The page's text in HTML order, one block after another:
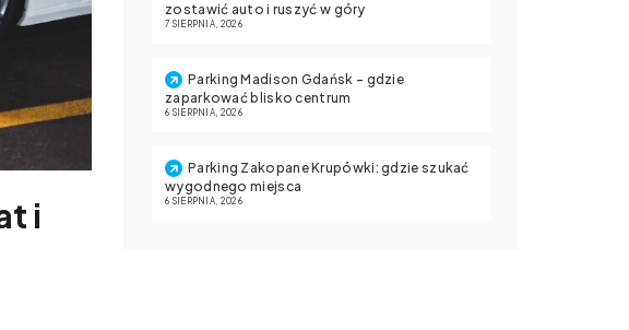
i
zostawić auto i ruszyć w góry
7 SIERPNIA, 2026
Parking Madison Gdańsk – gdzie
zaparkować blisko centrum
6 SIERPNIA, 2026
Parking Zakopane Krupówki: gdzie szukać
wygodnego miejsca
6 SIERPNIA, 2026